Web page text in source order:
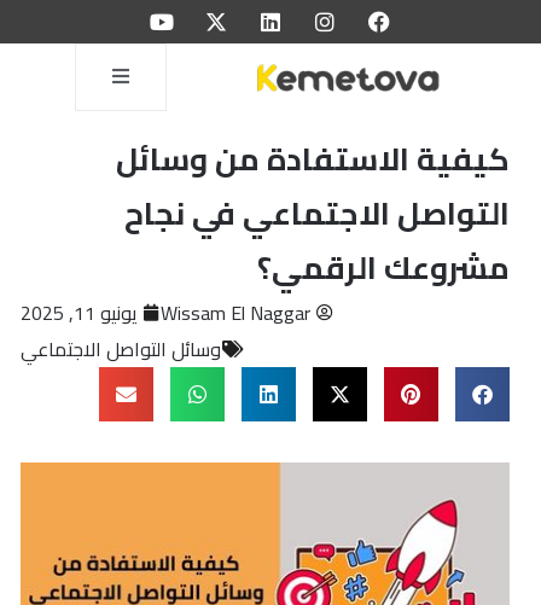
كيفية الاستفادة من وسائل
التواصل الاجتماعي في نجاح
مشروعك الرقمي؟
Wissam El Naggar
يونيو 11, 2025
وسائل التواصل الاجتماعي